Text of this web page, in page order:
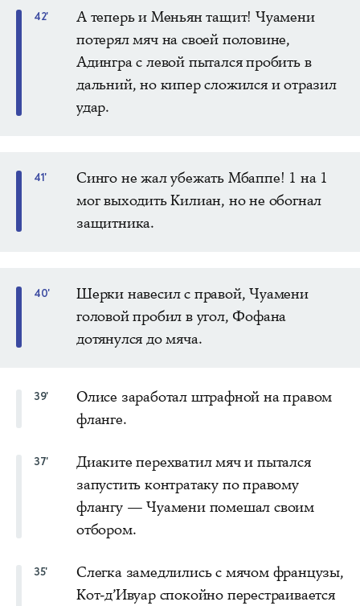
42'
А теперь и Меньян тащит! Чуамени
потерял мяч на своей половине,
Адингра с левой пытался пробить в
дальний, но кипер сложился и отразил
удар.
41'
Синго не жал убежать Мбаппе! 1 на 1
мог выходить Килиан, но не обогнал
защитника.
40'
Шерки навесил с правой, Чуамени
головой пробил в угол, Фофана
дотянулся до мяча.
39'
Олисе заработал штрафной на правом
фланге.
37'
Диаките перехватил мяч и пытался
запустить контратаку по правому
флангу — Чуамени помешал своим
отбором.
35'
Слегка замедлились с мячом французы,
Кот-д’Ивуар спокойно перестраивается